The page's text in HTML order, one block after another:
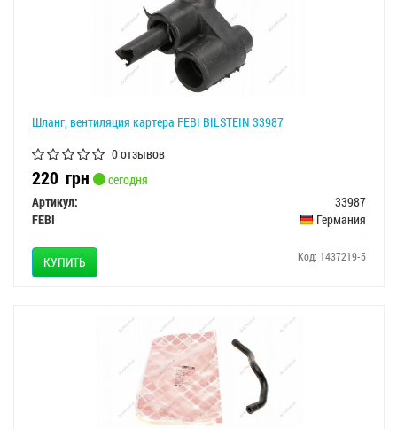
Шланг, вентиляция картера FEBI BILSTEIN 33987
0 отзывов
220 грн
сегодня
Артикул:
33987
FEBI
Германия
КУПИТЬ Код: 1437219-5